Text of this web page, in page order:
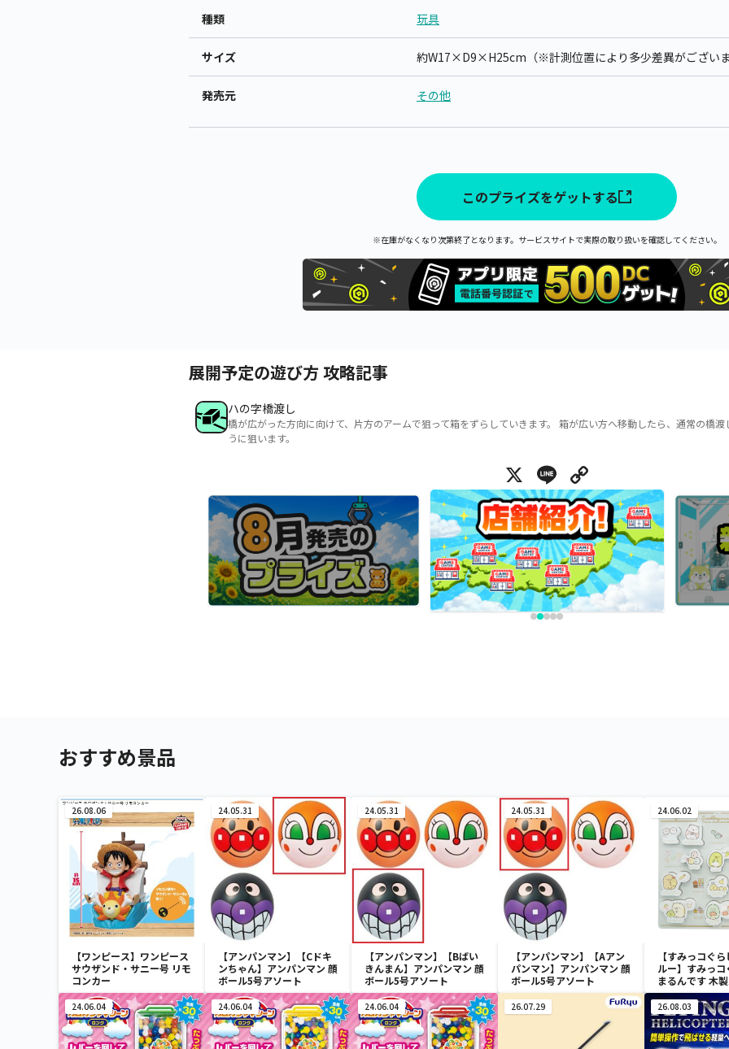
種類 玩具
サイズ 約W17×D9×H25cm（※計測位置により多少差異がござい
発売元 その他
このプライズをゲットする
※在庫がなくなり次第終了となります。サービスサイトで実際の取り扱いを確認してください。
展開予定の遊び方 攻略記事
ハの字橋渡し
橋が広がった方向に向けて、片方のアームで狙って箱をずらしていきます。 箱が広い方へ移動したら、通常の橋
うに狙います。
X Line
おすすめ景品
26.08.06
【ワンピース】ワンピース
サウザンド・サニー号 リモ
コンカー
24.05.31
【アンパンマン】【Cドキ
ンちゃん】アンパンマン 顔
ボール5号アソート
24.05.31
【アンパンマン】【Bばい
きんまん】アンパンマン 顔
ボール5号アソート
24.05.31
【アンパンマン】【Aアン
パンマン】アンパンマン 顔
ボール5号アソート
24.06.02
【すみっコぐ
ルー】すみっ
まるんです 木
24.06.04 24.06.04 24.06.04 26.07.29 26.08.03